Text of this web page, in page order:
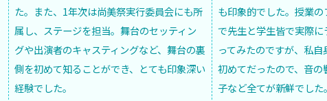
た。また、1年次は尚美祭実行委員会にも所
属し、ステージを担当。舞台のセッティン
グや出演者のキャスティングなど、舞台の裏
側を初めて知ることができ、とても印象深い
経験でした。
も印象的でした。授業
で先生と学生皆で実際
ってみたのですが、私
初めてだったので、音
子など全てが新鮮でした。